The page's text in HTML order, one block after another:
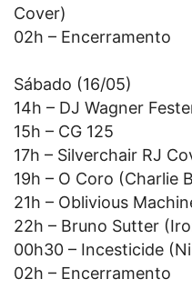
Cover)
02h – Encerramento
Sábado (16/05)
14h – DJ Wagner
15h – CG 125
17h – Silverchair RJ
19h – O Coro (Charlie
21h – Oblivious
22h – Bruno Sutter
00h30 – Incesticide
02h – Encerramento